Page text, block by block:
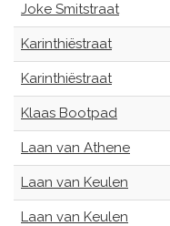
Joke Smitstraat
Karinthiëstraat
Karinthiëstraat
Klaas Bootpad
Laan van Athene
Laan van Keulen
Laan van Keulen